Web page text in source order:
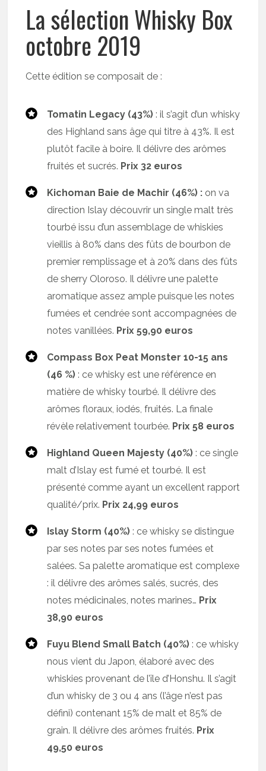
La sélection Whisky Box
octobre 2019
Cette édition se composait de :
Tomatin Legacy (43%) : il s’agit d’un whisky
des Highland sans âge qui titre à 43%. Il est
plutôt facile à boire. Il délivre des arômes
fruités et sucrés. Prix 32 euros
Kichoman Baie de Machir (46%) : on va
direction Islay découvrir un single malt très
tourbé issu d’un assemblage de whiskies
vieillis à 80% dans des fûts de bourbon de
premier remplissage et à 20% dans des fûts
de sherry Oloroso. Il délivre une palette
aromatique assez ample puisque les notes
fumées et cendrée sont accompagnées de
notes vanillées. Prix 59,90 euros
Compass Box Peat Monster 10-15 ans
(46 %) : ce whisky est une référence en
matière de whisky tourbé. Il délivre des
arômes floraux, iodés, fruités. La finale
révèle relativement tourbée. Prix 58 euros
Highland Queen Majesty (40%) : ce single
malt d’Islay est fumé et tourbé. Il est
présenté comme ayant un excellent rapport
qualité/prix. Prix 24,99 euros
Islay Storm (40%) : ce whisky se distingue
par ses notes par ses notes fumées et
salées. Sa palette aromatique est complexe
: il délivre des arômes salés, sucrés, des
notes médicinales, notes marines… Prix
38,90 euros
Fuyu Blend Small Batch (40%) : ce whisky
nous vient du Japon, élaboré avec des
whiskies provenant de l’île d’Honshu. Il s’agit
d’un whisky de 3 ou 4 ans (l’âge n’est pas
défini) contenant 15% de malt et 85% de
grain. Il délivre des arômes fruités. Prix
49,50 euros